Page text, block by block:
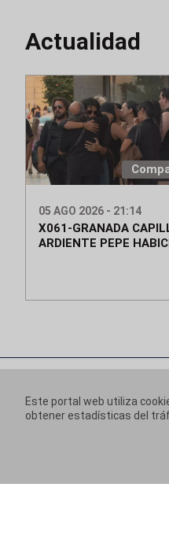
Actualidad
05 AGO 2026 - 21:14
X061-GRANADA
ARDIENTE PEPE
Este portal web utiliza
obtener estadísticas del